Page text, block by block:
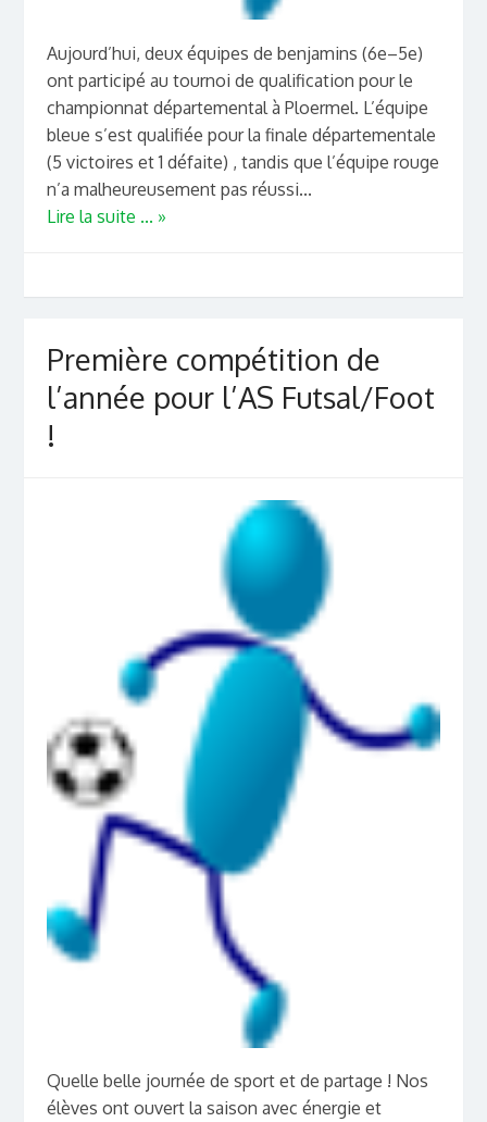
Aujourd’hui, deux équipes de benjamins (6e–5e)
ont participé au tournoi de qualification pour le
championnat départemental à Ploermel. L’équipe
bleue s’est qualifiée pour la finale départementale
(5 victoires et 1 défaite) , tandis que l’équipe rouge
n’a malheureusement pas réussi...
Lire la suite ... »
Première compétition de
l’année pour l’AS Futsal/Foot
!
Quelle belle journée de sport et de partage ! Nos
élèves ont ouvert la saison avec énergie et